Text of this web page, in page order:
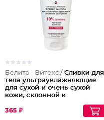
Белита - Витекс / Сливки для
тела ультраувлажняющие
для сухой и очень сухой
кожи, склонной к
Panthenol Urea
365 ₽